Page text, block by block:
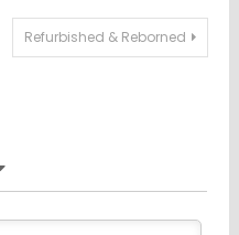
Refurbished & Reborned